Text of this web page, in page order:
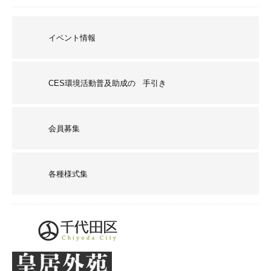
イベント情報
CES環境活動普及助成の 手引き
会員募集
各種様式集